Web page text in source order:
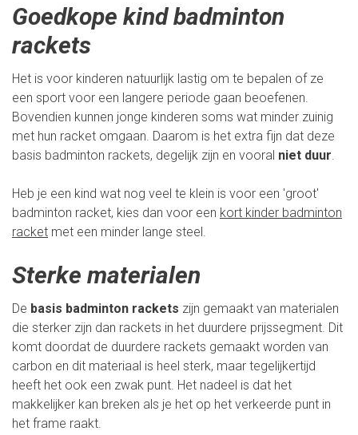
Goedkope kind badminton
rackets
Het is voor kinderen natuurlijk lastig om te bepalen of ze
een sport voor een langere periode gaan beoefenen.
Bovendien kunnen jonge kinderen soms wat minder zuinig
met hun racket omgaan. Daarom is het extra fijn dat deze
basis badminton rackets, degelijk zijn en vooral niet duur.
Heb je een kind wat nog veel te klein is voor een 'groot'
badminton racket, kies dan voor een kort kinder badminton
racket met een minder lange steel.
Sterke materialen
De basis badminton rackets zijn gemaakt van materialen
die sterker zijn dan rackets in het duurdere prijssegment. Dit
komt doordat de duurdere rackets gemaakt worden van
carbon en dit materiaal is heel sterk, maar tegelijkertijd
heeft het ook een zwak punt. Het nadeel is dat het
makkelijker kan breken als je het op het verkeerde punt in
het frame raakt.